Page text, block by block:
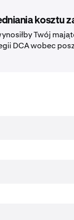
kosztu
Twój
DCA wobec